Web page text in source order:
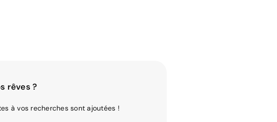
rêves ?
à vos recherches sont ajoutées !